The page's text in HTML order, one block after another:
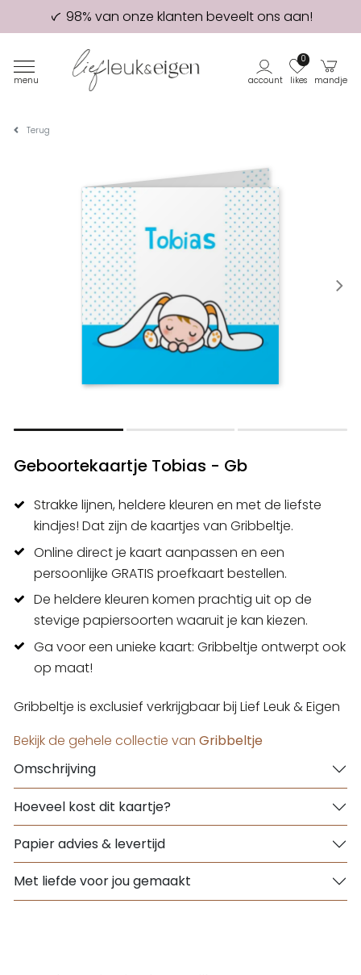
98% van onze klanten beveelt ons aan!
Eerste proefdruk GRATIS
menu account likes
0
mandje
Terug
Geboortekaartje Tobias - Gb
Strakke lijnen, heldere kleuren en met de liefste
kindjes! Dat zijn de kaartjes van Gribbeltje.
Online direct je kaart aanpassen en een
persoonlijke GRATIS proefkaart bestellen.
De heldere kleuren komen prachtig uit op de
stevige papiersoorten waaruit je kan kiezen.
Ga voor een unieke kaart: Gribbeltje ontwerpt ook
op maat!
Gribbeltje is exclusief verkrijgbaar bij Lief Leuk & Eigen
Bekijk de gehele collectie van Gribbeltje
Omschrijving
Hoeveel kost dit kaartje?
Papier advies & levertijd
Met liefde voor jou gemaakt